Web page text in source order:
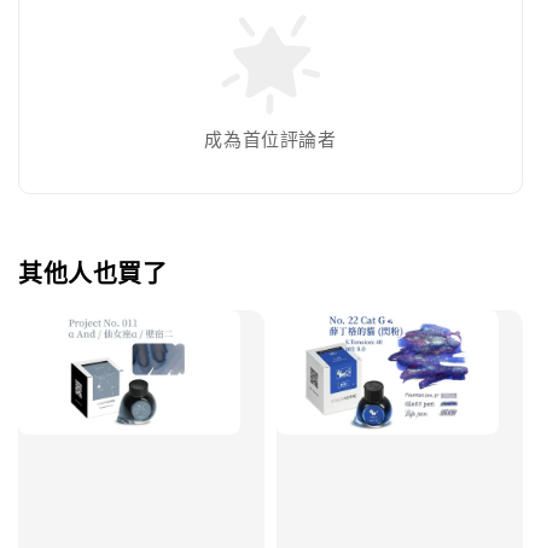
成為首位評論者
其他人也買了